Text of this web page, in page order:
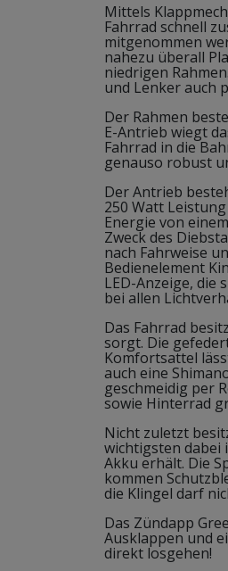
Mittels
Fahrrad schnell
mitgenommen
nahezu überall
niedrigen
und Lenker auch
Der Rahmen
E-Antrieb wiegt
Fahrrad in die
genauso robust
Der Antrieb
250 Watt
Energie von
Zweck des
nach Fahrweise
Bedienelement
LED-Anzeige, die
bei allen
Das Fahrrad
sorgt. Die
Komfortsattel
auch eine
geschmeidig per
sowie Hinterrad
Nicht zuletzt
wichtigsten dabei
Akku erhält. Die
kommen
die Klingel darf
Das Zündapp
Ausklappen und
direkt losgehen!